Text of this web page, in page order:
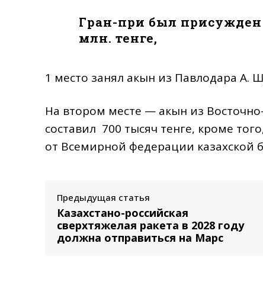
Гран-при был
млн. тенге,
1 место занял акын из Павлодара А.
На втором месте — акын из
составил 700 тысяч тенге, кроме
от Всемирной федерации казахской
Предыдущая статья
Казахстано-российская
сверхтяжелая ракета в 2028 году
должна отправиться на Марс